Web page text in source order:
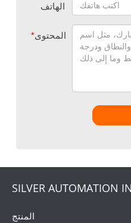
الهاتف
*المحتوى
SILVER AUTOMATION
المنتج